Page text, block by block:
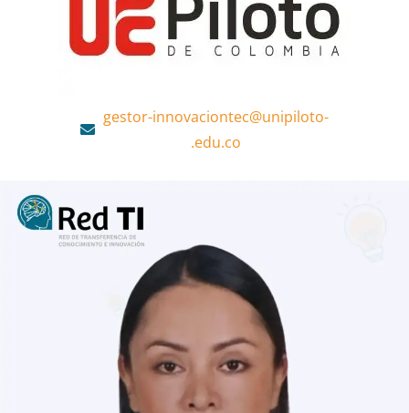
gestor-innovaciontec@unipiloto-
.edu.co